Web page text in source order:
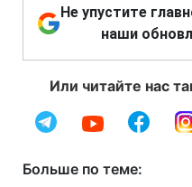
Не упустите
наши
Или читайте нас
Больше по теме: